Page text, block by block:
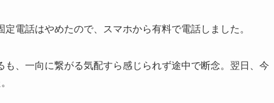
電話はやめたので、スマホから有料で電話しました。
、一向に繋がる気配すら感じられず途中で断念。翌日、今